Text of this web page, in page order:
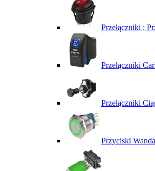
Przełączniki ;
Przełączniki
Przełączniki
Przyciski